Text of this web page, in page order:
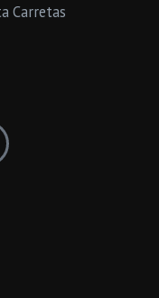
Carretas